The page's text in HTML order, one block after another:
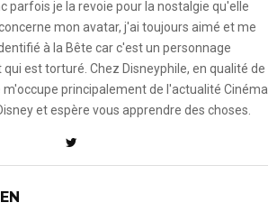
parfois je la revoie pour la nostalgie qu'elle
mon avatar, j'ai toujours aimé et me
à la Bête car c'est un personnage
est torturé. Chez Disneyphile, en qualité de
principalement de l'actualité Cinéma
et espère vous apprendre des choses.